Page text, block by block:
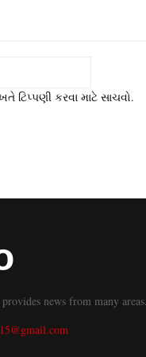
કરવા માટે સાચવો.
news from many